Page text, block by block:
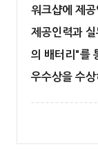
워크샵에 제
제공인력과
의 배터리"를
우수상을 수상